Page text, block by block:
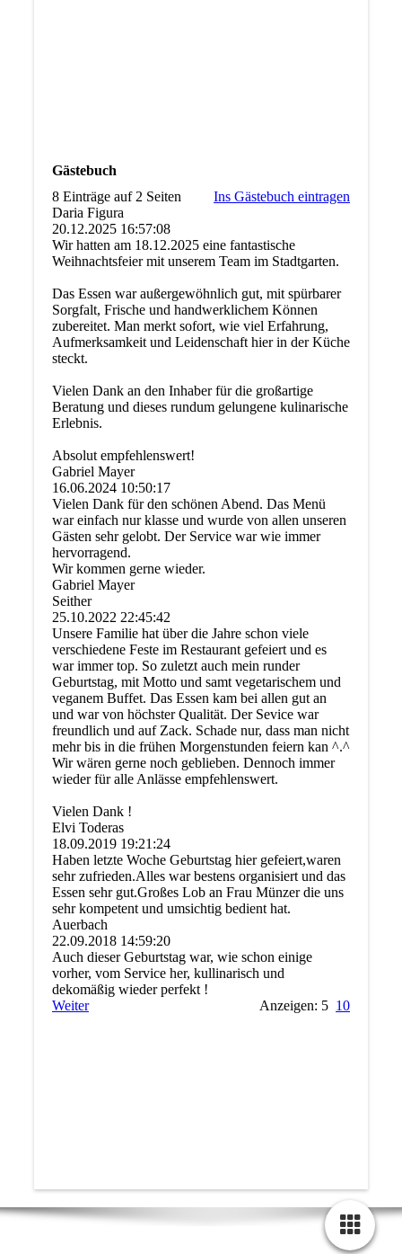
Gästebuch
8 Einträge auf 2 Seiten
Ins Gästebuch eintragen
Daria Figura
20.12.2025 16:57:08
Wir hatten am 18.12.2025 eine fantastische
Weihnachtsfeier mit unserem Team im Stadtgarten.
Das Essen war außergewöhnlich gut, mit spürbarer
Sorgfalt, Frische und handwerklichem Können
zubereitet. Man merkt sofort, wie viel Erfahrung,
Aufmerksamkeit und Leidenschaft hier in der Küche
steckt.
Vielen Dank an den Inhaber für die großartige
Beratung und dieses rundum gelungene kulinarische
Erlebnis.
Absolut empfehlenswert!
Gabriel Mayer
16.06.2024 10:50:17
Vielen Dank für den schönen Abend. Das Menü
war einfach nur klasse und wurde von allen unseren
Gästen sehr gelobt. Der Service war wie immer
hervorragend.
Wir kommen gerne wieder.
Gabriel Mayer
Seither
25.10.2022 22:45:42
Unsere Familie hat über die Jahre schon viele
verschiedene Feste im Restaurant gefeiert und es
war immer top. So zuletzt auch mein runder
Geburtstag, mit Motto und samt vegetarischem und
veganem Buffet. Das Essen kam bei allen gut an
und war von höchster Qualität. Der Sevice war
freundlich und auf Zack. Schade nur, dass man nicht
mehr bis in die frühen Morgenstunden feiern kan ^.^
Wir wären gerne noch geblieben. Dennoch immer
wieder für alle Anlässe empfehlenswert.
Vielen Dank !
Elvi Toderas
18.09.2019 19:21:24
Haben letzte Woche Geburtstag hier gefeiert,waren
sehr zufrieden.Alles war bestens organisiert und das
Essen sehr gut.Großes Lob an Frau Münzer die uns
sehr kompetent und umsichtig bedient hat.
Auerbach
22.09.2018 14:59:20
Auch dieser Geburtstag war, wie schon einige
vorher, vom Service her, kullinarisch und
dekomäßig wieder perfekt !
Weiter
Anzeigen: 5 10